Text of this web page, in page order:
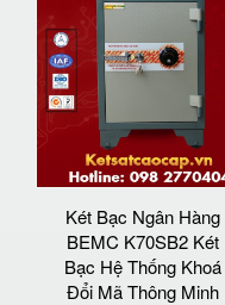
Két Bạc Ngân Hàng
BEMC K70SB2 Két
Bạc Hệ Thống Khoá
Đổi Mã Thông Minh